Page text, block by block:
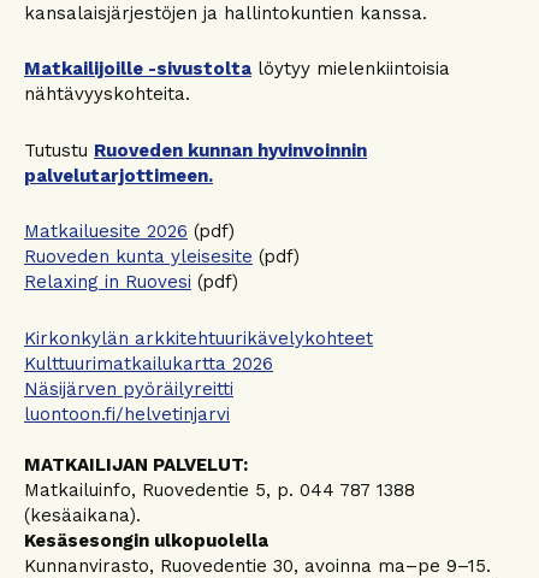
kansalaisjärjestöjen ja hallintokuntien kanssa.
Matkailijoille -sivustolta löytyy mielenkiintoisia
nähtävyyskohteita.
Tutustu Ruoveden kunnan hyvinvoinnin
palvelutarjottimeen.
Matkailuesite 2026 (pdf)
Ruoveden kunta yleisesite (pdf)
Relaxing in Ruovesi (pdf)
Kirkonkylän arkkitehtuurikävelykohteet
Kulttuurimatkailukartta 2026
Näsijärven pyöräilyreitti
luontoon.fi/helvetinjarvi
MATKAILIJAN PALVELUT:
Matkailuinfo, Ruovedentie 5, p. 044 787 1388
(kesäaikana).
Kesäsesongin ulkopuolella
Kunnanvirasto, Ruovedentie 30, avoinna ma–pe 9–15.